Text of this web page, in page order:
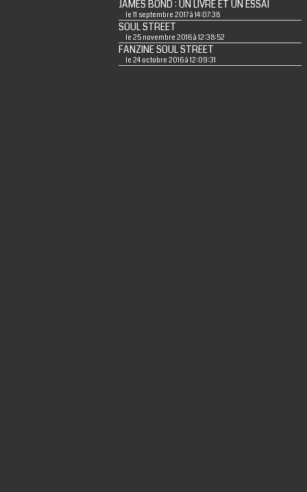
JAMES BOND : UN LIVRE ET UN ESSAI
le 11 septembre 2017 à 14:07:38
SOUL STREET
le 25 novembre 2016 à 12:38:52
FANZINE SOUL STREET
le 24 octobre 2016 à 12:09:31